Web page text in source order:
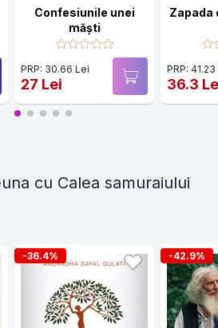
Confesiunile unei
măști
PRP: 30.66 Lei
27 Lei
Zapada
PRP:
36.3
cu Calea samuraiului
-36.4% -42.9%